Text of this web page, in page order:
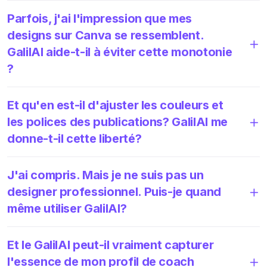
Parfois, j'ai l'impression que mes
designs sur Canva se ressemblent.
GalilAI aide-t-il à éviter cette monotonie
?
Et qu'en est-il d'ajuster les couleurs et
les polices des publications? GalilAI me
donne-t-il cette liberté?
J'ai compris. Mais je ne suis pas un
designer professionnel. Puis-je quand
même utiliser GalilAI?
Et le GalilAI peut-il vraiment capturer
l'essence de mon profil de coach